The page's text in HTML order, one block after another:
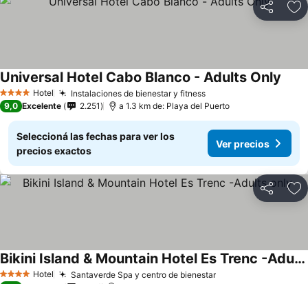
Compartir
4 EstrellasHotel Instalaciones de bienestar y fitness
Universal Hotel Cabo Blanco - Adults Only
9,0 Excelente 2.251 a 1.3 km de: Playa del Puerto
Seleccioná las fechas para ver los
precios exactos
Ver precios
Compartir
4 EstrellasHotel Santaverde Spa y centro de bienestar
Bikini Island & Mountain Hotel Es Trenc -Adults only-